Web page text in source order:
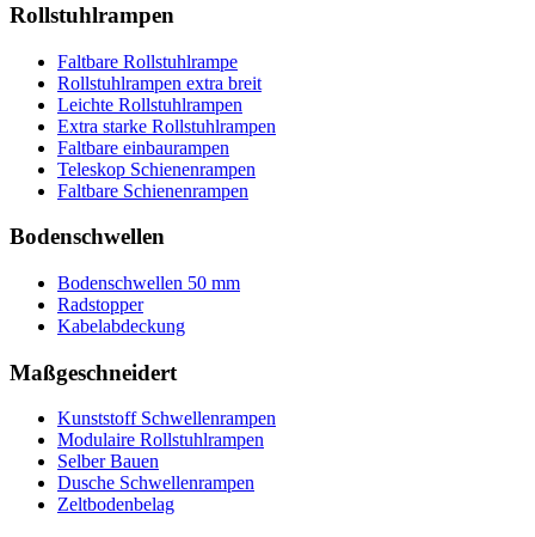
Rollstuhlrampen
Faltbare Rollstuhlrampe
Rollstuhlrampen extra breit
Leichte Rollstuhlrampen
Extra starke Rollstuhlrampen
Faltbare einbaurampen
Teleskop Schienenrampen
Faltbare Schienenrampen
Bodenschwellen
Bodenschwellen 50 mm
Radstopper
Kabelabdeckung
Maßgeschneidert
Kunststoff Schwellenrampen
Modulaire Rollstuhlrampen
Selber Bauen
Dusche Schwellenrampen
Zeltbodenbelag